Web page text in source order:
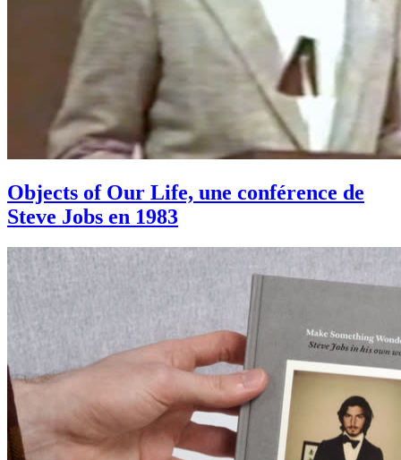
Objects of Our Life, une conférence de
Steve Jobs en 1983